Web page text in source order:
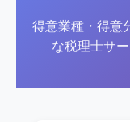
得意業種・得意
な税理士サ